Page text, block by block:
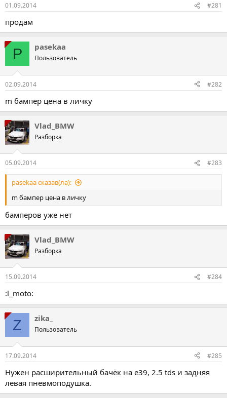
01.09.2014 #281
продам
P pasekaa
Пользователь
02.09.2014 #282
m бампер цена в личку
Vlad_BMW
Разборка
05.09.2014 #283
pasekaa сказав(ла):
m бампер цена в личку
бамперов уже нет
Vlad_BMW
Разборка
15.09.2014 #284
:l_moto:
Z zika_
Пользователь
17.09.2014 #285
Нужен расширительный бачёк на е39, 2.5 tds и задняя
левая пневмоподушка.